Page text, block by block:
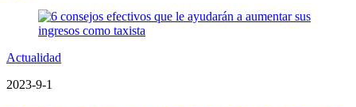
Actualidad
2023-9-1